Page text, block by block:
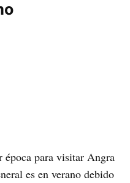
época para visitar Angra
es en verano debido